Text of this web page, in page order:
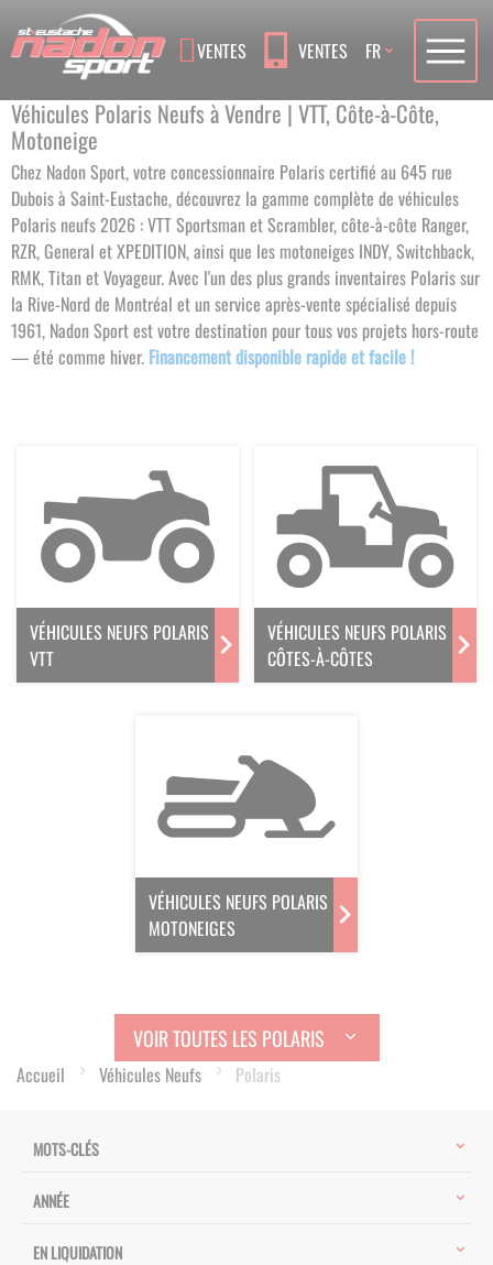
VENTES VENTES Language
FR
Véhicules Polaris Neufs à Vendre | VTT, Côte-à-Côte,
Motoneige
Chez Nadon Sport, votre concessionnaire Polaris certifié au 645 rue
Dubois à Saint-Eustache, découvrez la gamme complète de véhicules
Polaris neufs 2026 : VTT Sportsman et Scrambler, côte-à-côte Ranger,
RZR, General et XPEDITION, ainsi que les motoneiges INDY, Switchback,
RMK, Titan et Voyageur. Avec l'un des plus grands inventaires Polaris sur
la Rive-Nord de Montréal et un service après-vente spécialisé depuis
1961, Nadon Sport est votre destination pour tous vos projets hors-route
— été comme hiver. Financement disponible rapide et facile !
VÉHICULES NEUFS POLARIS
VTT
VÉHICULES NEUFS POLARIS
CÔTES-À-CÔTES
VÉHICULES NEUFS POLARIS
MOTONEIGES
VOIR TOUTES LES POLARIS
Accueil Véhicules Neufs Polaris
MOTS-CLÉS
ANNÉE
EN LIQUIDATION